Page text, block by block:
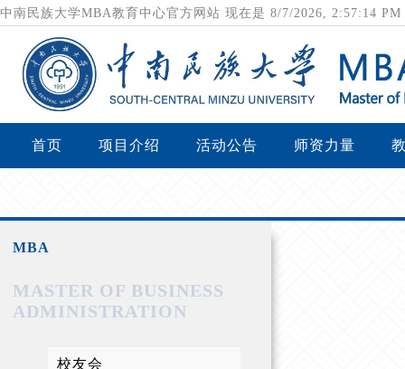
中南民族大学MBA教育中心官方网站 现在是 8/7/2026, 2:57:14 PM
首页 项目介绍 活动公告 师资力量
MBA
MASTER OF BUSINESS
ADMINISTRATION
校友会